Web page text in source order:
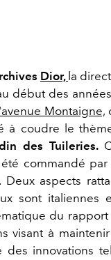
Dior, la
début des
l'avenue Montaigne,
à coudre le
des Tuileries.
commandé
aspects
sont italiennes
du
visant à
des innovations